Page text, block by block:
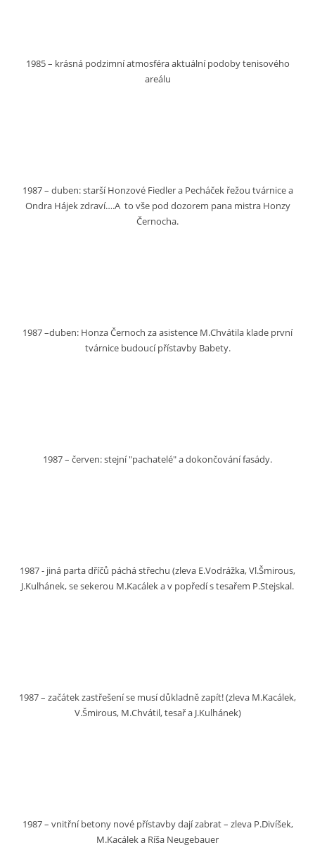
1985 – krásná podzimní atmosféra aktuální podoby tenisového
areálu
1987 – duben: starší Honzové Fiedler a Pecháček řežou tvárnice a
Ondra Hájek zdraví….A to vše pod dozorem pana mistra Honzy
Černocha.
1987 –duben: Honza Černoch za asistence M.Chvátila klade první
tvárnice budoucí přístavby Babety.
1987 – červen: stejní "pachatelé" a dokončování fasády.
1987 - jiná parta dříčů páchá střechu (zleva E.Vodrážka, Vl.Šmirous,
J.Kulhánek, se sekerou M.Kacálek a v popředí s tesařem P.Stejskal.
1987 – začátek zastřešení se musí důkladně zapít! (zleva M.Kacálek,
V.Šmirous, M.Chvátil, tesař a J.Kulhánek)
1987 – vnitřní betony nové přístavby dají zabrat – zleva P.Divíšek,
M.Kacálek a Ríša Neugebauer